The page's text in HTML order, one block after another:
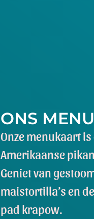
ONS MENU
Onze menukaart
Amerikaanse
Geniet van
maistortilla’s en
pad krapow.